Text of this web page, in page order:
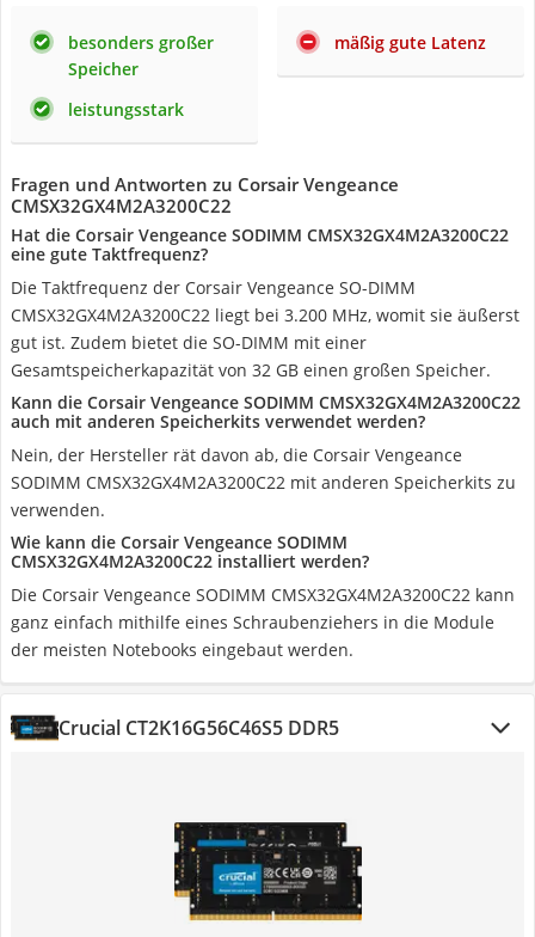
besonders großer
Speicher
leistungsstark
mäßig gute Latenz
Fragen und Antworten zu Corsair Vengeance
CMSX32GX4M2A3200C22
Hat die Corsair Vengeance SODIMM CMSX32GX4M2A3200C22
eine gute Taktfrequenz?
Die Taktfrequenz der Corsair Vengeance SO-DIMM
CMSX32GX4M2A3200C22 liegt bei 3.200 MHz, womit sie äußerst
gut ist. Zudem bietet die SO-DIMM mit einer
Gesamtspeicherkapazität von 32 GB einen großen Speicher.
Kann die Corsair Vengeance SODIMM CMSX32GX4M2A3200C22
auch mit anderen Speicherkits verwendet werden?
Nein, der Hersteller rät davon ab, die Corsair Vengeance
SODIMM CMSX32GX4M2A3200C22 mit anderen Speicherkits zu
verwenden.
Wie kann die Corsair Vengeance SODIMM
CMSX32GX4M2A3200C22 installiert werden?
Die Corsair Vengeance SODIMM CMSX32GX4M2A3200C22 kann
ganz einfach mithilfe eines Schraubenziehers in die Module
der meisten Notebooks eingebaut werden.
Crucial CT2K16G56C46S5 DDR5